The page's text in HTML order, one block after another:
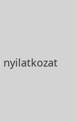
nyilatkozat